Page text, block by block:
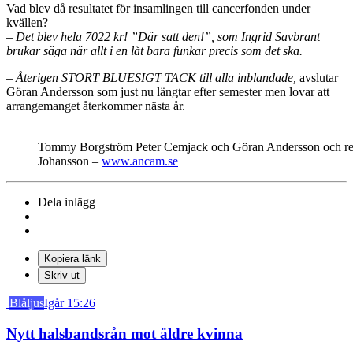
Vad blev då resultatet för insamlingen till cancerfonden under
kvällen?
– Det blev hela 7022 kr! ”Där satt den!”, som Ingrid Savbrant
brukar säga när allt i en låt bara funkar precis som det ska.
– Återigen STORT BLUESIGT TACK till alla inblandade, avslutar
Göran Andersson som just nu längtar efter semester men lovar att
arrangemanget återkommer nästa år.
Tommy Borgström Peter Cemjack och Göran Andersson och
Johansson – www.ancam.se
Dela inlägg
Kopiera länk
Skriv ut
BlåljusIgår 15:26
Nytt halsbandsrån mot äldre kvinna